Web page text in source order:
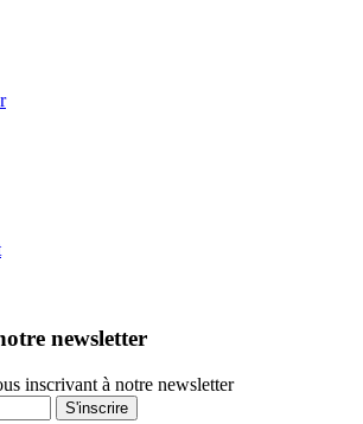
newsletter
inscrivant à notre newsletter
S'inscrire